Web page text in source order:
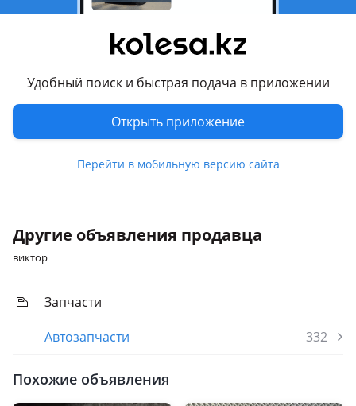
Удобный поиск и быстрая подача в приложении
Открыть приложение
Перейти в мобильную версию сайта
Toyota Caldina
2005 - 2007 3 поколение рестайлинг (T24), 2002 - 2004 3
Toyota RAV4
2000 - 2005 2 поколение (A2)
Комментарий продавца
Продам клапан VVTI двигателя 1AZ-FSE TAYOTA 2.0.
Привозной в хорошем состоянии.
Другие объявления продавца
виктор
Запчасти
Автозапчасти
332
Похожие объявления